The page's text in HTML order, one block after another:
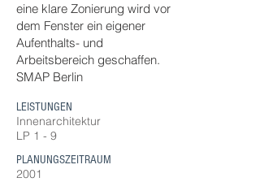
eine klare Zonierung wird vor
dem Fenster ein eigener
Aufenthalts- und
Arbeitsbereich geschaffen.
SMAP Berlin
LEISTUNGEN
Innenarchitektur
LP 1 - 9
PLANUNGSZEITRAUM
2001